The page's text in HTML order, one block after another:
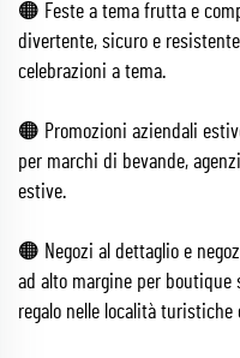
🟠 Feste a tema frutta e
divertente, sicuro e
celebrazioni a tema.
🟠 Promozioni aziendali
per marchi di bevande,
estive.
🟠 Negozi al dettaglio e
ad alto margine per boutique
regalo nelle località turistiche